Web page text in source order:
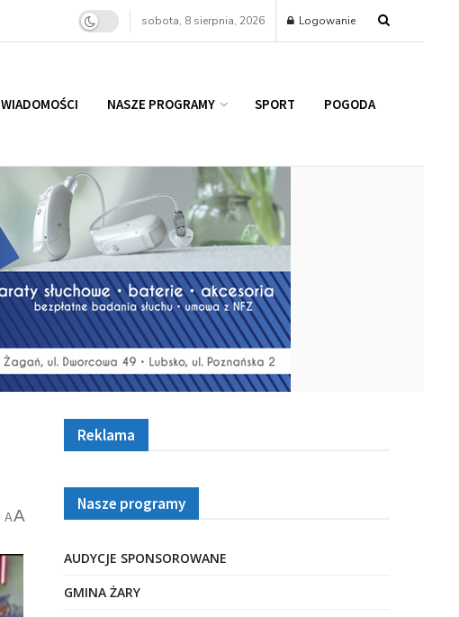
sobota, 8 sierpnia, 2026 Logowanie
WIADOMOŚCI NASZE PROGRAMY SPORT POGODA
AA
Reklama
Nasze programy
AUDYCJE SPONSOROWANE
GMINA ŻARY